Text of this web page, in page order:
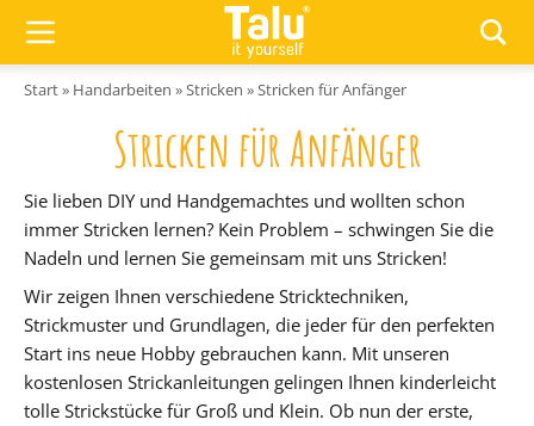
Start» Handarbeiten »Stricken »Stricken für Anfänger
Stricken für Anfänger
Sie lieben DIY und Handgemachtes und wollten schon
immer Stricken lernen? Kein Problem – schwingen Sie die
Nadeln und lernen Sie gemeinsam mit uns Stricken!
Wir zeigen Ihnen verschiedene Stricktechniken,
Strickmuster und Grundlagen, die jeder für den perfekten
Start ins neue Hobby gebrauchen kann. Mit unseren
kostenlosen Strickanleitungen gelingen Ihnen kinderleicht
tolle Strickstücke für Groß und Klein. Ob nun der erste,